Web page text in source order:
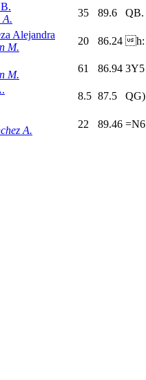
A.
35 89.6 QB.
Alejandra
M.
20 86.24 h:
M.
61 86.94 3Y5
8.5 87.5 QG)
A.
22 89.46 =N6